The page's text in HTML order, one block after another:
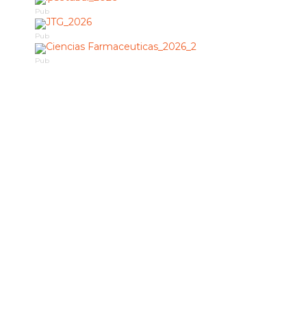
Pub
Pub
Pub